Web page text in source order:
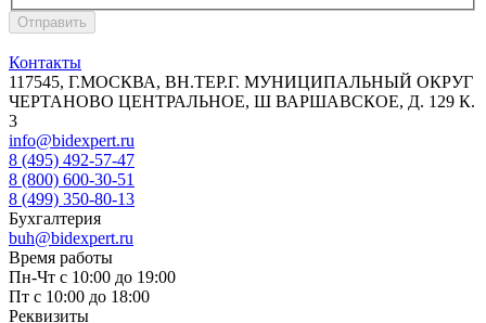
Отправить
Контакты
117545, Г.МОСКВА, ВН.ТЕР.Г. МУНИЦИПАЛЬНЫЙ ОКРУГ
ЧЕРТАНОВО ЦЕНТРАЛЬНОЕ, Ш ВАРШАВСКОЕ, Д. 129 К.
3
info@bidexpert.ru
8 (495) 492-57-47
8 (800) 600-30-51
8 (499) 350-80-13
Бухгалтерия
buh@bidexpert.ru
Время работы
Пн-Чт с 10:00 до 19:00
Пт с 10:00 до 18:00
Реквизиты